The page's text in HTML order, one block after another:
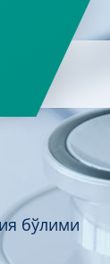
бўлими